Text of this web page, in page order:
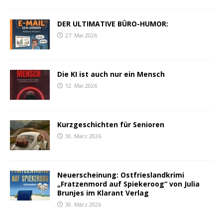
DER ULTIMATIVE BÜRO-HUMOR:
27. Mai 2026
Die KI ist auch nur ein Mensch
12. Mai 2026
Kurzgeschichten für Senioren
30. März 2026
Neuerscheinung: Ostfrieslandkrimi
„Fratzenmord auf Spiekeroog“ von Julia
Brunjes im Klarant Verlag
30. März 2026